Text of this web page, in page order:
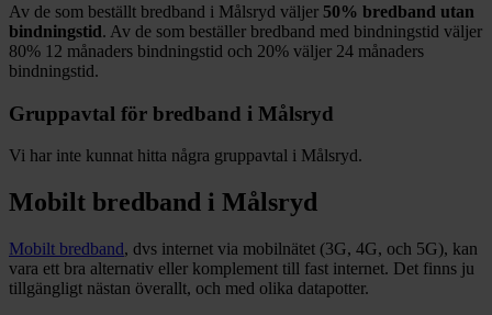
Av de som beställt bredband i Målsryd väljer 50% bredband utan
bindningstid. Av de som beställer bredband med bindningstid väljer
80% 12 månaders bindningstid och 20% väljer 24 månaders
bindningstid.
Gruppavtal för bredband i Målsryd
Vi har inte kunnat hitta några gruppavtal i Målsryd.
Mobilt bredband i Målsryd
Mobilt bredband, dvs internet via mobilnätet (3G, 4G, och 5G), kan
vara ett bra alternativ eller komplement till fast internet. Det finns ju
tillgängligt nästan överallt, och med olika datapotter.